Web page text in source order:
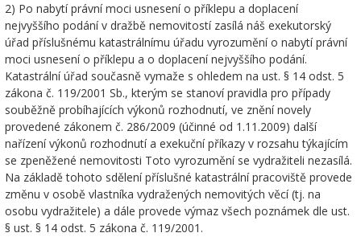
2) Po nabytí právní moci usnesení o příklepu a doplacení
nejvyššího podání v dražbě nemovitostí zasílá náš exekutorský
úřad příslušnému katastrálnímu úřadu vyrozumění o nabytí právní
moci usnesení o příklepu a o doplacení nejvyššího podání.
Katastrální úřad současně vymaže s ohledem na ust. § 14 odst. 5
zákona č. 119/2001 Sb., kterým se stanoví pravidla pro případy
souběžně probíhajících výkonů rozhodnutí, ve znění novely
provedené zákonem č. 286/2009 (účinné od 1.11.2009) další
nařízení výkonů rozhodnutí a exekuční příkazy v rozsahu týkajícím
se zpeněžené nemovitosti Toto vyrozumění se vydražiteli nezasílá.
Na základě tohoto sdělení příslušné katastrální pracoviště provede
změnu v osobě vlastníka vydražených nemovitých věcí (tj. na
osobu vydražitele) a dále provede výmaz všech poznámek dle ust.
§ ust. § 14 odst. 5 zákona č. 119/2001.